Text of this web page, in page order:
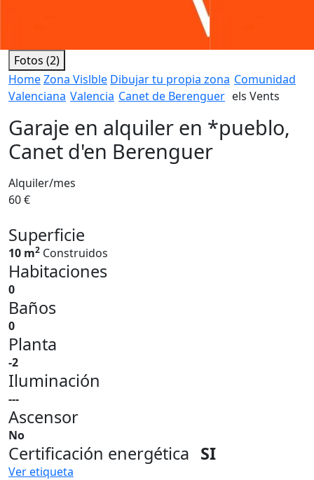
Fotos (2)
HomeZona Vislble Dibujar tu propia zona Comunidad
Valenciana Valencia Canet de Berenguer els Vents
Garaje en alquiler en *pueblo,
Canet d'en Berenguer
Alquiler/mes
60 €
Superficie
10 m2 Construidos
Habitaciones
0
Baños
0
Planta
-2
Iluminación
---
Ascensor
No
Certificación energética SI
Ver etiqueta